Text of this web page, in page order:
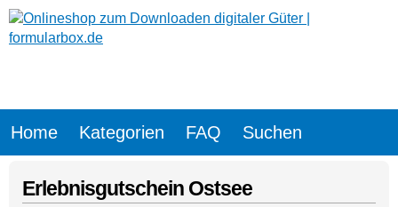
Home Kategorien FAQ Suchen
Erlebnisgutschein Ostsee